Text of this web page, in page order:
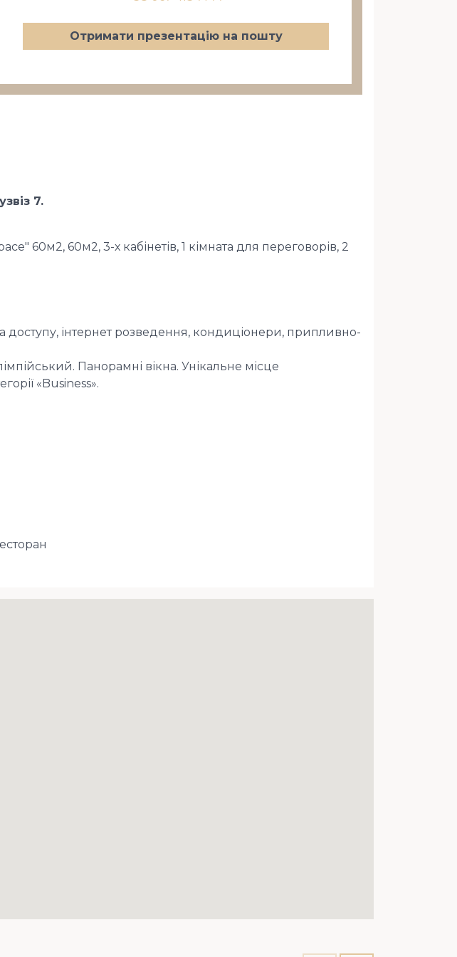
Отримати презентацію на пошту
7.
60м2, 60м2, 3-х кабінетів, 1 кімната для переговорів, 2
доступу, інтернет розведення, кондиціонери, припливно-
Панорамні вікна. Унікальне місце
«Business».